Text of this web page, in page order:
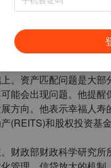
很快是中国保险市场
于是要求的资金回报
和债市都不理想的情
。资产匹配问题是大
会出现问题。他提醒
方向。他表示幸福人寿
(REITS)和股权投资基
财政部财政科学研究